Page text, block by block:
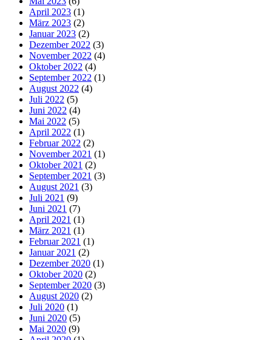
April 2023 (1)
März 2023 (2)
Januar 2023 (2)
Dezember 2022 (3)
November 2022 (4)
Oktober 2022 (4)
September 2022 (1)
August 2022 (4)
Juli 2022 (5)
Juni 2022 (4)
Mai 2022 (5)
April 2022 (1)
Februar 2022 (2)
November 2021 (1)
Oktober 2021 (2)
September 2021 (3)
August 2021 (3)
Juli 2021 (9)
Juni 2021 (7)
April 2021 (1)
März 2021 (1)
Februar 2021 (1)
Januar 2021 (2)
Dezember 2020 (1)
Oktober 2020 (2)
September 2020 (3)
August 2020 (2)
Juli 2020 (1)
Juni 2020 (5)
Mai 2020 (9)